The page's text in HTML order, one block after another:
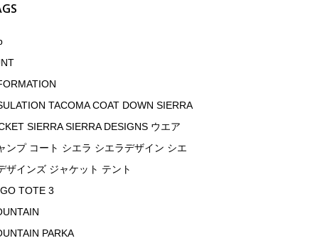
TACOMA COAT DOWN SIERRA
SIERRA SIERRA DESIGNS ウエア
ンプ コート シエラ シエラデザイン シエ
ザインズ ジャケット テント
TOTE 3
PARKA